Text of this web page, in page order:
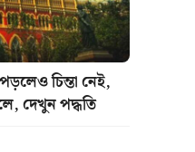
চিন্তা নেই,
দেখুন পদ্ধতি